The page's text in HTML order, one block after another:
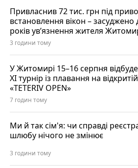
Привласнив 72 тис. грн під
встановлення вікон – засуджено
років ув’язнення жителя
3 години тому
У Житомирі 15–16 серпня
XI турнір із плавання на
«TETERIV OPEN»
7 годин тому
Ми й так сім'я: чи справді
шлюбу нічого не змінює
3 години тому